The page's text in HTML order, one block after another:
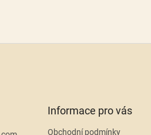
Informace pro vás
Obchodní podmínky